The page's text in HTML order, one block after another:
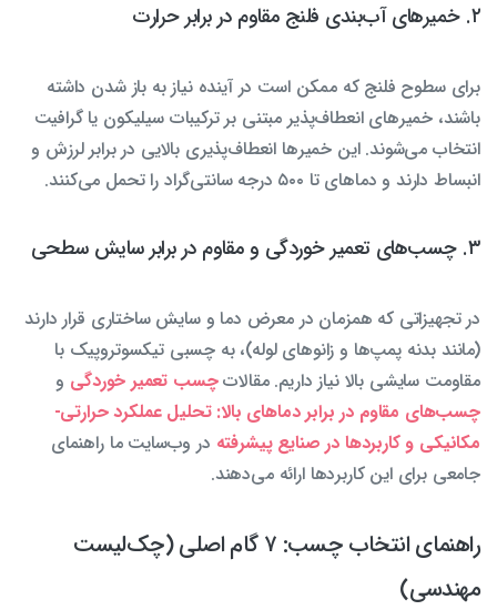
۲. خمیرهای آب‌بندی فلنج مقاوم در برابر حرارت
برای سطوح فلنج که ممکن است در آینده نیاز به باز شدن داشته
باشند، خمیرهای انعطاف‌پذیر مبتنی بر ترکیبات سیلیکون یا گرافیت
انتخاب می‌شوند. این خمیرها انعطاف‌پذیری بالایی در برابر لرزش و
انبساط دارند و دماهای تا ۵۰۰ درجه سانتی‌گراد را تحمل می‌کنند.
۳. چسب‌های تعمیر خوردگی و مقاوم در برابر سایش سطحی
در تجهیزاتی که همزمان در معرض دما و سایش ساختاری قرار دارند
(مانند بدنه پمپ‌ها و زانوهای لوله)، به چسبی تیکسوتروپیک با
مقاومت سایشی بالا نیاز داریم. مقالاتچسب تعمیر خوردگی و
چسب‌های مقاوم در برابر دماهای بالا: تحلیل عملکرد حرارتی-
مکانیکی و کاربردها در صنایع پیشرفته در وب‌سایت ما راهنمای
جامعی برای این کاربردها ارائه می‌دهند.
راهنمای انتخاب چسب: ۷ گام اصلی (چک‌لیست
مهندسی)